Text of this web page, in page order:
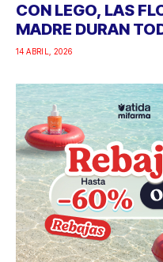
CON LEGO, LAS
MADRE DURAN
14 ABRIL, 2026